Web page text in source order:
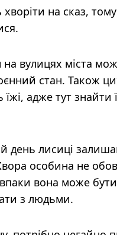
на сказ,
вулицях міста
стан. Також
адже тут знайти
день лисиці
особина не
вона може
з людьми.